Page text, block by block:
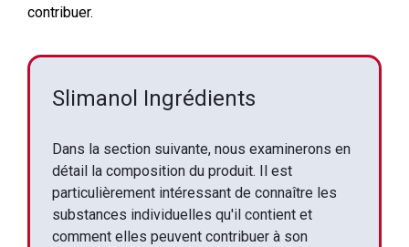
contribuer.
Slimanol Ingrédients
Dans la section suivante, nous examinerons en
détail la composition du produit. Il est
particulièrement intéressant de connaître les
substances individuelles qu'il contient et
comment elles peuvent contribuer à son